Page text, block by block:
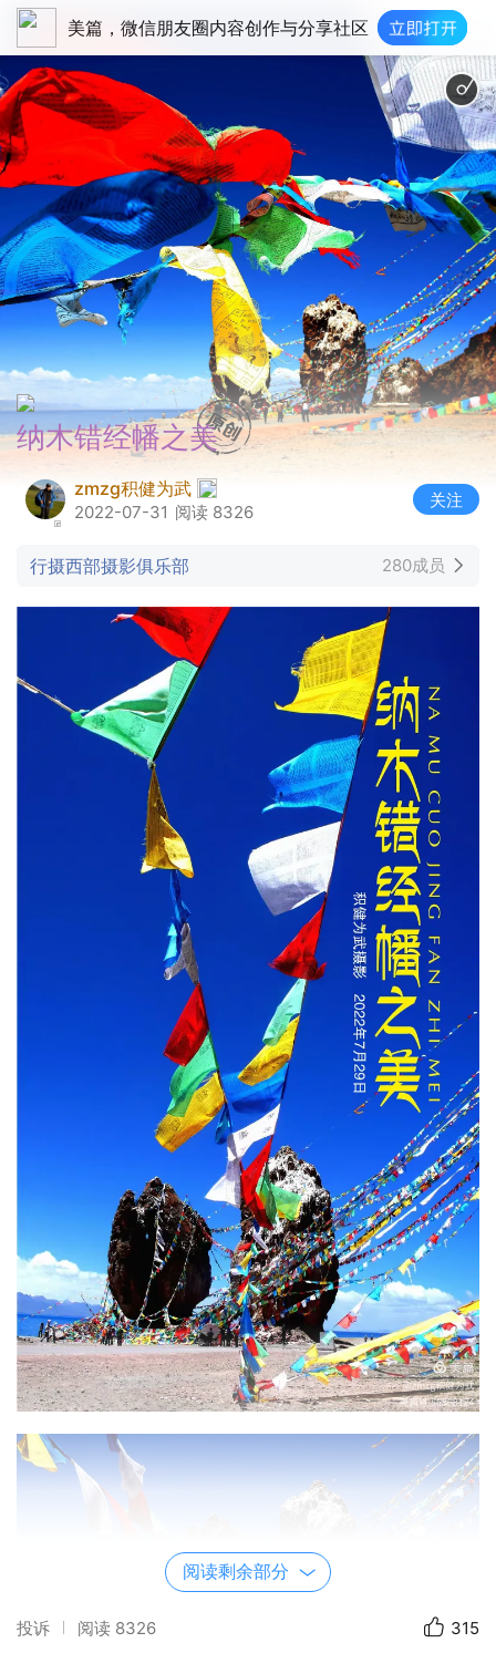
美篇，微信朋友圈内容创作与分享社区
纳木错经幡之美
zmzg积健为武
2022-07-31 阅读 8326
关注
行摄西部摄影俱乐部 280成员
阅读剩余部分
投诉 阅读 8326 315